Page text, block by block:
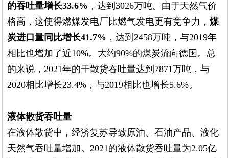
的吞吐量增长33.6% ，达到3026万吨。由于天然气价
格高，这使得燃煤发电厂比燃气发电更有竞争力，煤
炭进口量同比增长41.7% ，达到2458万吨，与2019年
相比也增加了近10%。大约90%的煤炭流向德国。总
的来说，2021年的干散货吞吐量达到7871万吨，与
2020相比增长23.4%，与2019相比也增长5.6%。
液体散货吞吐量
在液体散货中，经济复苏导致原油、石油产品、液化
天然气吞吐量增加。2021的液体散货吞吐量为2.05亿